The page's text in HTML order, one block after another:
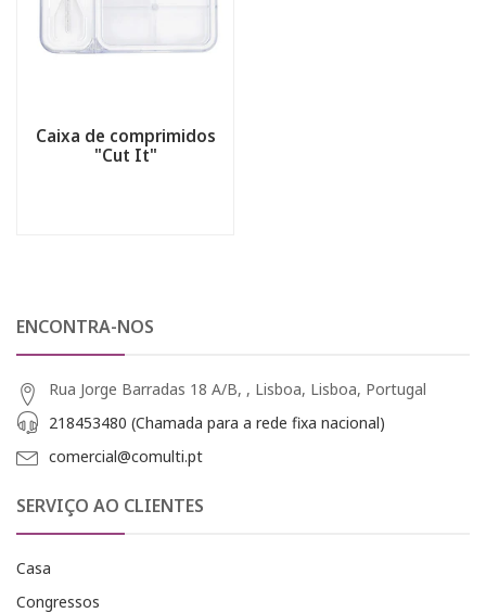
Caixa de comprimidos
"Cut It"
ENCONTRA-NOS
Rua Jorge Barradas 18 A/B, , Lisboa, Lisboa, Portugal
218453480 (Chamada para a rede fixa nacional)
comercial@comulti.pt
SERVIÇO AO CLIENTES
Casa
Congressos